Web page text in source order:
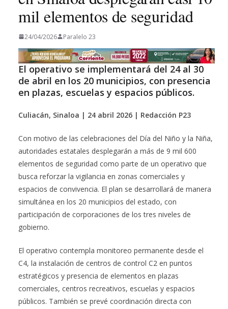
mil elementos de seguridad
24/04/2026 Paralelo 23
El operativo se implementará del 24 al 30
de abril en los 20 municipios, con presencia
en plazas, escuelas y espacios públicos.
Culiacán, Sinaloa | 24 abril 2026 | Redacción P23
Con motivo de las celebraciones del Día del Niño y la Niña,
autoridades estatales desplegarán a más de 9 mil 600
elementos de seguridad como parte de un operativo que
busca reforzar la vigilancia en zonas comerciales y
espacios de convivencia. El plan se desarrollará de manera
simultánea en los 20 municipios del estado, con
participación de corporaciones de los tres niveles de
gobierno.
El operativo contempla monitoreo permanente desde el
C4, la instalación de centros de control C2 en puntos
estratégicos y presencia de elementos en plazas
comerciales, centros recreativos, escuelas y espacios
públicos. También se prevé coordinación directa con